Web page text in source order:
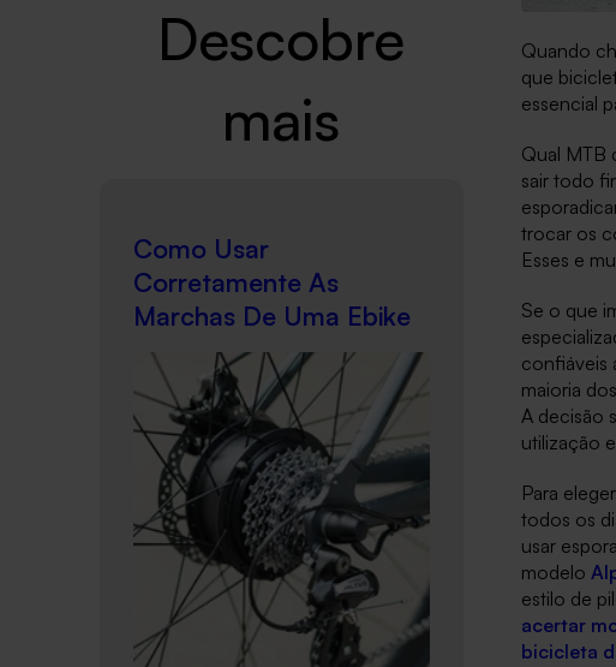
Descobre
mais
Como Usar
Corretamente As
Marchas De Uma Ebike
Quando
que
essencial
Qual MTB
sair todo
trocar os
Esses e
Se o que
confiáveis
maioria
A decisão
utilização
Para eleger
todos os
usar
modelo
estilo de
acertar
bicicleta